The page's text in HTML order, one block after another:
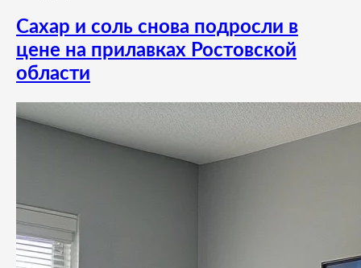
Сахар и соль снова подросли в
цене на прилавках Ростовской
области